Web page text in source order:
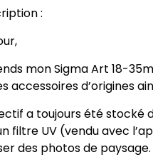
:
mon Sigma Art 18-
accessoires d’origines
a toujours été stocké
filtre UV (vendu avec
des photos de paysage.